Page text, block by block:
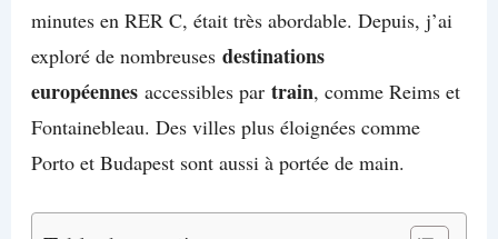
minutes en RER C, était très abordable. Depuis, j’ai
exploré de nombreuses destinations
européennesaccessibles par train, comme Reims et
Fontainebleau. Des villes plus éloignées comme
Porto et Budapest sont aussi à portée de main.